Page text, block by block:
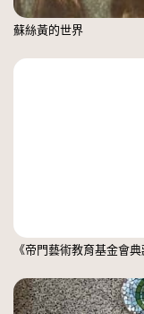
蘇絲黃的世界
《帝門藝術教育基金會